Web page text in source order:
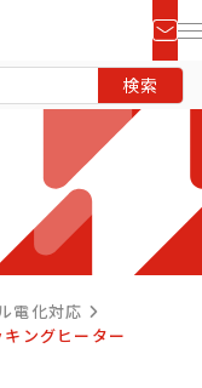
電化対応
ングヒーター